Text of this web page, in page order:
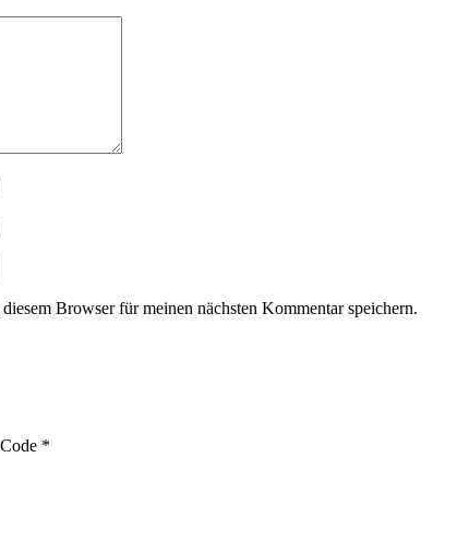
Browser für meinen nächsten Kommentar speichern.
*